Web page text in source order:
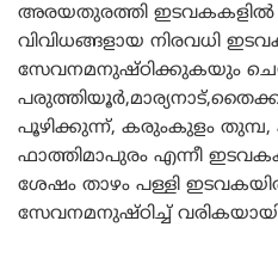
അരയതുരത്തി ഇടവകകളിൽ
വിവിധങ്ങളായ നിരവധി
സേവനമനുഷ്ഠിക്കുകയും
പൂഴിക്കുന്ന്, കരുംകുളം തുമ്പ,
ഫാത്തിമാപുരം എന്നീ
ശേഷം താഴം പള്ളി
സേവനമനുഷ്ഠിച്ച്